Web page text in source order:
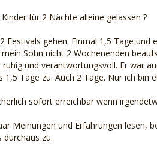
für 2 Nächte alleine gelassen ?
Festivals gehen. Einmal 1,5 Tage und
Sohn nicht 2 Wochenenden
und verantwortungsvoll. Er war
1,5 Tage zu. Auch 2 Tage. Nur ich bin
sofort erreichbar wenn
Meinungen und Erfahrungen lesen,
durchaus zu.